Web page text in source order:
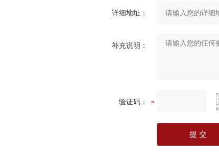
详细地址：
补充说明：
验证码：